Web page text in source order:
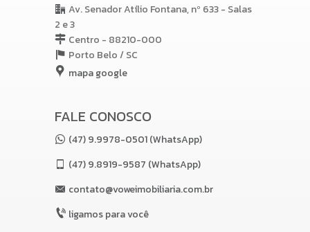
Av. Senador Atílio Fontana, nº 633 - Salas
2 e 3
Centro - 88210-000
Porto Belo /SC
mapa google
FALE CONOSCO
(47) 9.9978-0501 (WhatsApp)
(47)9.8919-9587 (WhatsApp)
contato@voweimobiliaria.com.br
ligamos para você